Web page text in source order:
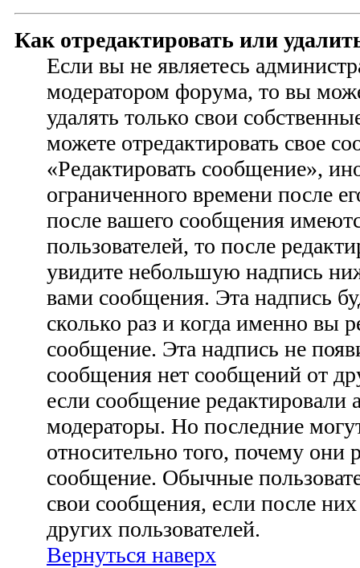
Как отредактировать или
Если вы не являетесь
модератором форума, то вы
удалять только свои
можете отредактировать свое
«Редактировать сообщение»,
ограниченного времени после
после вашего сообщения
пользователей, то после
увидите небольшую надпись
вами сообщения. Эта надпись
сколько раз и когда именно вы
сообщение. Эта надпись не
сообщения нет сообщений от
если сообщение редактировали
модераторы. Но последние
относительно того, почему они
сообщение. Обычные
свои сообщения, если после
других пользователей.
Вернуться наверх